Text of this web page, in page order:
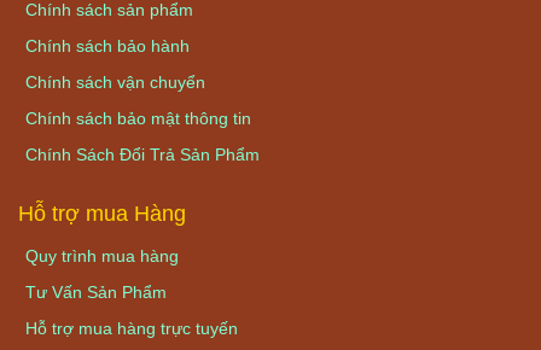
Chính sách sản phẩm
Chính sách bảo hành
Chính sách vận chuyển
Chính sách bảo mật thông tin
Chính Sách Đổi Trả Sản Phẩm
Hỗ trợ mua Hàng
Quy trình mua hàng
Tư Vấn Sản Phẩm
Hỗ trợ mua hàng trực tuyến